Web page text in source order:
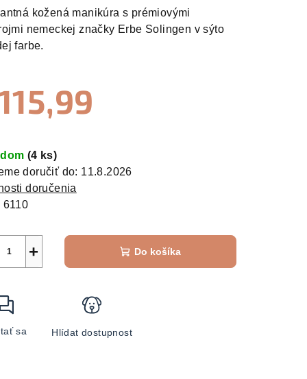
kožená manikúra s prémiovými
nemeckej značky Erbe Solingen v sýto
farbe.
(4 ks)
doručiť do: 11.8.2026
doručenia
6110
+ Do košíka
sa Hlídat dostupnost